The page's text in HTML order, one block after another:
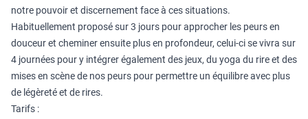
notre pouvoir et discernement face à ces situations.
Habituellement proposé sur 3 jours pour approcher les peurs en
douceur et cheminer ensuite plus en profondeur, celui-ci se vivra sur
4 journées pour y intégrer également des jeux, du yoga du rire et des
mises en scène de nos peurs pour permettre un équilibre avec plus
de légèreté et de rires.
Tarifs :